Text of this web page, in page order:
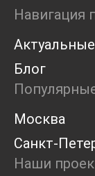
Мария
Косаткина,
Полина
Троянова,
Воронина,
Катя Косова
Навигация
Блог
Москва
Санкт-
Наши